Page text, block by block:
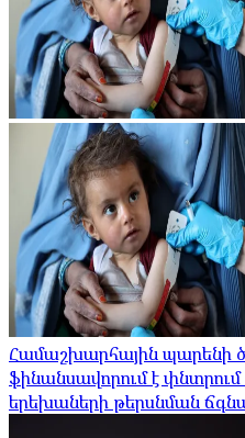
Համաշխարհային պարենի
ֆինանսավորում է
երեխաների թերսնման